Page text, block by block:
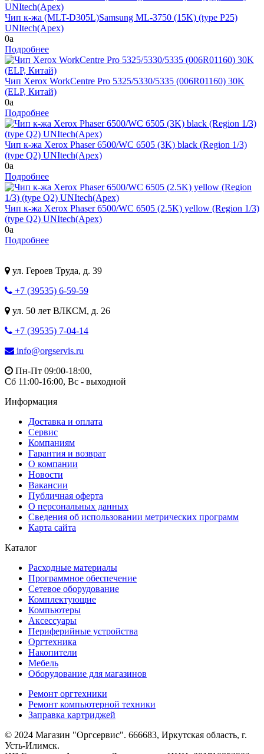
Чип к-жа (MLT-D305L)Samsung ML-3750 (15K) (type P25)
UNItech(Apex)
0a
Подробнее
Чип Xerox WorkCentre Pro 5325/5330/5335 (006R01160) 30K
(ELP, Китай)
0a
Подробнее
Чип к-жа Xerox Phaser 6500/WC 6505 (3K) black (Region 1/3)
(type Q2) UNItech(Apex)
0a
Подробнее
Чип к-жа Xerox Phaser 6500/WC 6505 (2.5K) yellow (Region 1/3)
(type Q2) UNItech(Apex)
0a
Подробнее
ул. Героев Труда, д. 39
+7 (39535) 6-59-59
ул. 50 лет ВЛКСМ, д. 26
+7 (39535) 7-04-14
info@orgservis.ru
Пн-Пт 09:00-18:00,
Сб 11:00-16:00, Вс - выходной
Информация
Доставка и оплата
Сервис
Компаниям
Гарантия и возврат
О компании
Новости
Вакансии
Публичная оферта
О персональных данных
Сведения об использовании метрических программ
Карта сайта
Каталог
Расходные материалы
Программное обеспечение
Сетевое оборудование
Комплектующие
Компьютеры
Аксессуары
Периферийные устройства
Оргтехника
Накопители
Мебель
Оборудование для магазинов
Ремонт оргтехники
Ремонт компьютерной техники
Заправка картриджей
© 2024 Магазин "Оргсервис". 666683, Иркутская область, г.
Усть-Илимск.